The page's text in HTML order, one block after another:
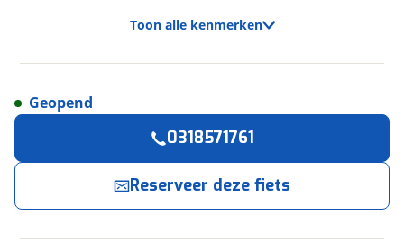
Toon alle kenmerken
LS-PRO 16
Modeljaar
2026
Geopend
0318571761
Reserveer deze fiets
Reserveernu!
Joop van Voorthuizen Fietsen neemt snel
contact met je op.